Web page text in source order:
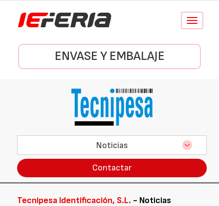
Conmutar
ENVASE Y EMBALAJE
Noticias
Contactar
Tecnipesa Identificación, S.L. - Noticias